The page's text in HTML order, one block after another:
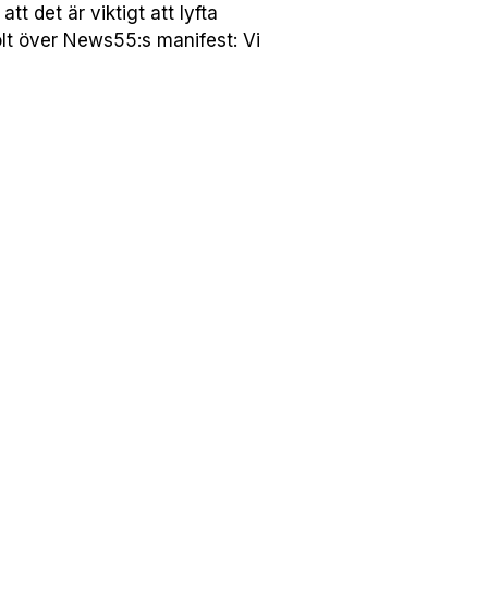
att det är viktigt att lyfta
över News55:s manifest: Vi